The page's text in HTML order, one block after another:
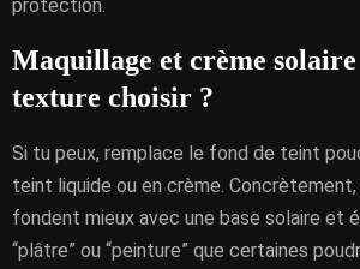
protection.
Maquillage et crème
texture choisir ?
Si tu peux, remplace le fond de teint
teint liquide ou en crème.
fondent mieux avec une base solaire et
“plâtre” ou “peinture” que certaines